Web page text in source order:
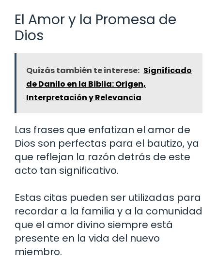
El Amor y la Promesa de
Dios
Quizás también te interese: Significado
de Danilo en la Biblia: Origen,
Interpretación y Relevancia
Las frases que enfatizan el amor de
Dios son perfectas para el bautizo, ya
que reflejan la razón detrás de este
acto tan significativo.
Estas citas pueden ser utilizadas para
recordar a la familia y a la comunidad
que el amor divino siempre está
presente en la vida del nuevo
miembro.